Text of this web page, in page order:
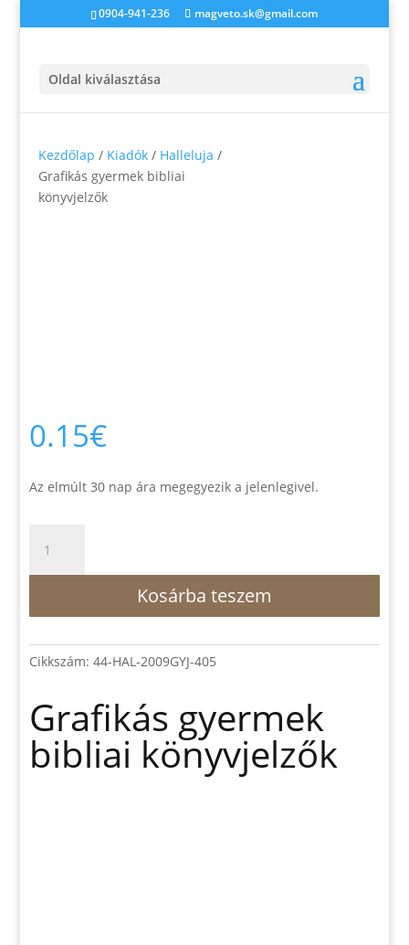
0904-941-236 magveto.sk@gmail.com
Oldal kiválasztása
Kezdőlap / Kiadók / Halleluja /
Grafikás gyermek bibliai
könyvjelzők
0.15€
Az elmúlt 30 nap ára megegyezik a jelenlegivel.
gyermek
bibliai
mennyiség
Kosárba teszem
Cikkszám:44-HAL-2009GYJ-405
Grafikás gyermek
bibliai könyvjelzők